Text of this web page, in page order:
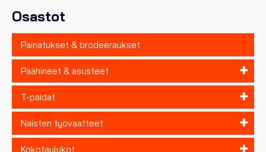
Osastot
Painatukset & brodeeraukset
Päähineet & asusteet
T-paidat
Naisten työvaatteet
Kokotaulukot